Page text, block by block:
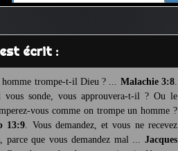
est écrit :
homme trompe-t-il Dieu ? ... Malachie 3:8.
vous sonde, vous approuvera-t-il ? Ou le
vous comme on trompe un homme ?
13:9. Vous demandez, et vous ne recevez
parce que vous demandez mal ... Jacques